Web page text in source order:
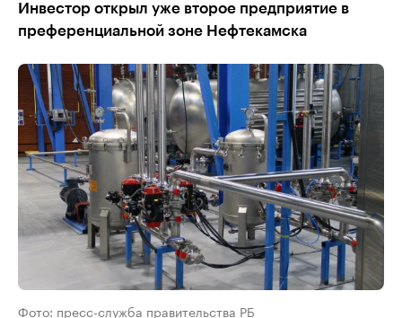
Инвестор открыл уже второе предприятие в
преференциальной зоне Нефтекамска
Фото: пресс-служба правительства РБ